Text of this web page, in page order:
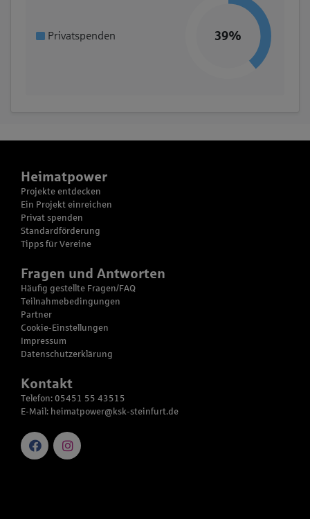
Privatspenden 39%
Heimatpower
Projekte entdecken
Ein Projekt einreichen
Privat spenden
Standardförderung
Tipps für Vereine
Fragen und Antworten
Häufig gestellte Fragen/FAQ
Teilnahmebedingungen
Partner
Cookie-Einstellungen
Impressum
Datenschutzerklärung
Kontakt
Telefon: 05451 55 43515
E-Mail: heimatpower@ksk-steinfurt.de